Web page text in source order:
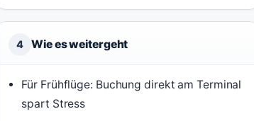
4 Wie es weitergeht
Für Frühflüge: Buchung direkt am Terminal
spart Stress